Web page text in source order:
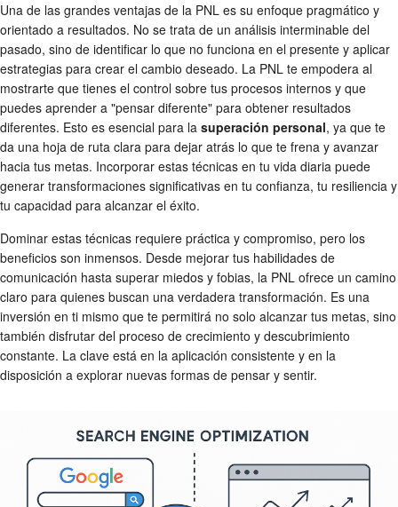
Una de las grandes ventajas de la PNL es su enfoque pragmático y
orientado a resultados. No se trata de un análisis interminable del
pasado, sino de identificar lo que no funciona en el presente y aplicar
estrategias para crear el cambio deseado. La PNL te empodera al
mostrarte que tienes el control sobre tus procesos internos y que
puedes aprender a "pensar diferente" para obtener resultados
diferentes. Esto es esencial para la superación personal, ya que te
da una hoja de ruta clara para dejar atrás lo que te frena y avanzar
hacia tus metas. Incorporar estas técnicas en tu vida diaria puede
generar transformaciones significativas en tu confianza, tu resiliencia y
tu capacidad para alcanzar el éxito.
Dominar estas técnicas requiere práctica y compromiso, pero los
beneficios son inmensos. Desde mejorar tus habilidades de
comunicación hasta superar miedos y fobias, la PNL ofrece un camino
claro para quienes buscan una verdadera transformación. Es una
inversión en ti mismo que te permitirá no solo alcanzar tus metas, sino
también disfrutar del proceso de crecimiento y descubrimiento
constante. La clave está en la aplicación consistente y en la
disposición a explorar nuevas formas de pensar y sentir.